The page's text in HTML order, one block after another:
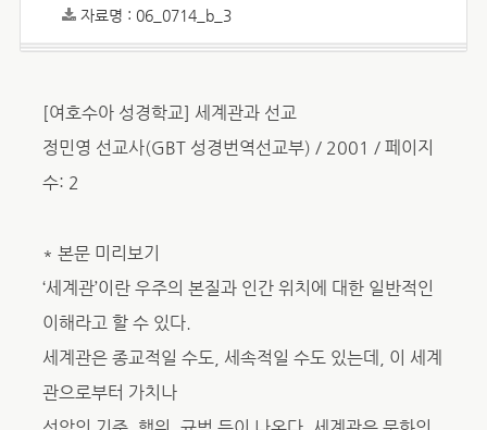
자료명 : 06_0714_b_3
[여호수아 성경학교] 세계관과 선교
정민영 선교사(GBT 성경번역선교부) / 2001 / 페이지
수: 2
* 본문 미리보기
‘세계관’이란 우주의 본질과 인간 위치에 대한 일반적인
이해라고 할 수 있다.
세계관은 종교적일 수도, 세속적일 수도 있는데, 이 세계
관으로부터 가치나